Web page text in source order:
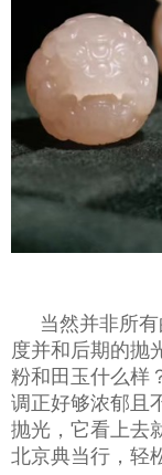
当然并非所
度并和后期的抛
粉和田玉什么样
调正好够浓郁且
抛光，它看上去
北京典当行，轻